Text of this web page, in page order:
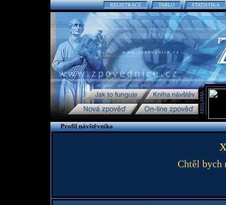
REGISTRACE TABLO STATISTIKA
Profil návštěvníka
Chtěl